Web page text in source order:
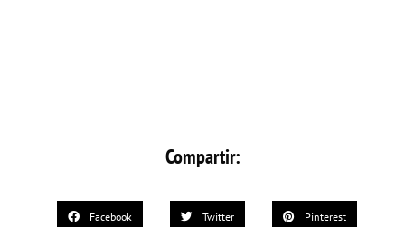
Compartir:
Facebook Twitter Pinterest